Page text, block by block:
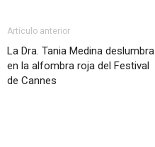
Artículo anterior
La Dra. Tania Medina deslumbra
en la alfombra roja del Festival
de Cannes